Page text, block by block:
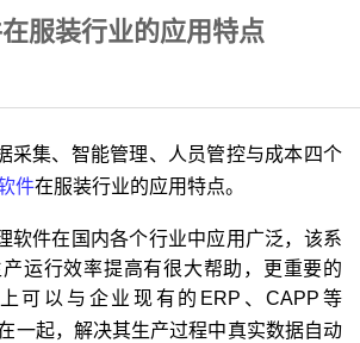
服装行业的应用特点
采集、智能管理、人员管控与成本四个
件在服装行业的应用特点。
软件在国内各个行业中应用广泛，该系
运行效率提高有很大帮助，更重要的
可以与企业现有的ERP、CAPP等
一起，解决其生产过程中真实数据自动